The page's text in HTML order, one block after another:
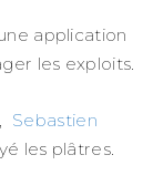
application
les exploits.
, Sebastien
les plâtres.